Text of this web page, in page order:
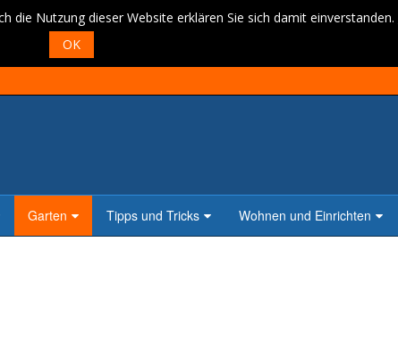
die Nutzung dieser Website erklären Sie sich damit einverstanden.
OK
Garten Tipps und Tricks Wohnen und Einrichten